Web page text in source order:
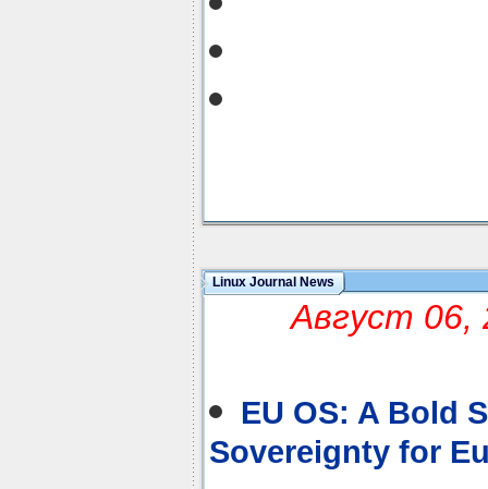
Linux Journal News
Август 06,
EU OS: A Bold
Sovereignty for